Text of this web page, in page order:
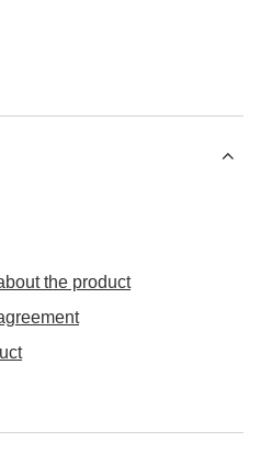
the product